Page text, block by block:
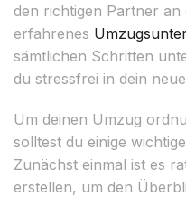
den richtigen Partner an
erfahrenes
sämtlichen Schritten
du stressfrei in dein
Um deinen Umzug
solltest du einige
Zunächst einmal ist es
erstellen, um den